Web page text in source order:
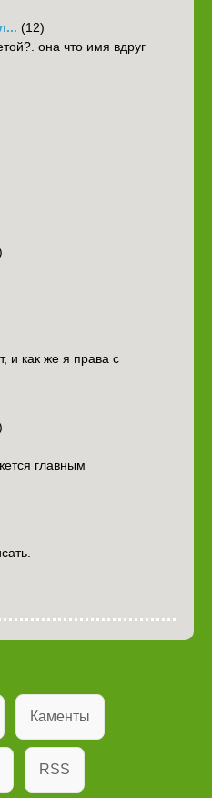
(12)
она что имя вдруг
и как же я права с
главным
Каменты
RSS